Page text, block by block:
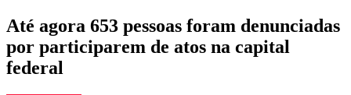
Até agora 653 pessoas foram denunciadas
por participarem de atos na capital
federal